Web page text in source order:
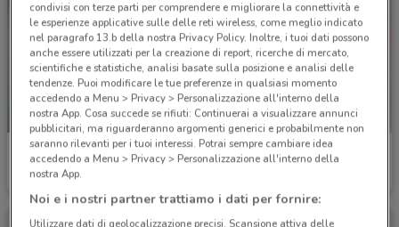
NUOVO
Mister Risparmio
Scade il 16/08
Idea bellezza
condivisi con terze parti per comprendere e migliorare la connettività e
le esperienze applicative sulle delle reti wireless, come meglio indicato
nel paragrafo 13.b della nostra Privacy Policy. Inoltre, i tuoi dati possono
anche essere utilizzati per la creazione di report, ricerche di mercato,
scientifiche e statistiche, analisi basate sulla posizione e analisi delle
tendenze. Puoi modificare le tue preferenze in qualsiasi momento
accedendo a Menu > Privacy > Personalizzazione all'interno della
nostra App. Cosa succede se rifiuti: Continuerai a visualizzare annunci
pubblicitari, ma riguarderanno argomenti generici e probabilmente non
saranno rilevanti per i tuoi interessi. Potrai sempre cambiare idea
accedendo a Menu > Privacy > Personalizzazione all'interno della
nostra App.
Noi e i nostri partner trattiamo i dati per fornire:
Utilizzare dati di geolocalizzazione precisi. Scansione attiva delle